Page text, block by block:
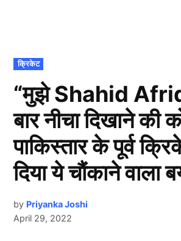
POSTED
IN
क्रिकेट
“मुझे Shahid
बार नीचा दिखाने की
पाकिस्तार के पूर्व
दिया ये चौंकाने वाला
by Priyanka Joshi
April 29, 2022